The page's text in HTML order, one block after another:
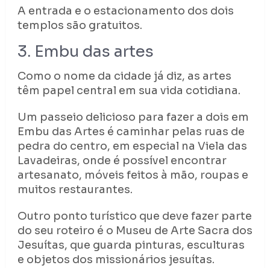
A entrada e o estacionamento dos dois
templos são gratuitos.
3. Embu das artes
Como o nome da cidade já diz, as artes
têm papel central em sua vida cotidiana.
Um passeio delicioso para fazer a dois em
Embu das Artes é caminhar pelas ruas de
pedra do centro, em especial na Viela das
Lavadeiras, onde é possível encontrar
artesanato, móveis feitos à mão, roupas e
muitos restaurantes.
Outro ponto turístico que deve fazer parte
do seu roteiro é o Museu de Arte Sacra dos
Jesuítas, que guarda pinturas, esculturas
e objetos dos missionários jesuítas.